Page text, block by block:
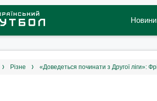
Новини
різне «Доведеться починати з Другої ліги‎»: